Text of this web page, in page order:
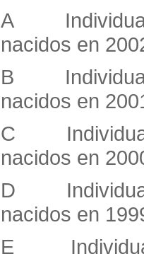
A Individual
nacidos en
B Individual
nacidos en
C Individual
nacidos en
D Individual
nacidos en
E Individual